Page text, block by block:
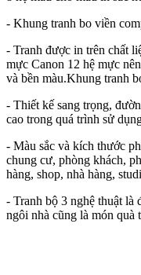
- Khung tranh bo viền
- Tranh được in trên chất
mực Canon 12 hệ mực
và bền màu.Khung tranh
- Thiết kế sang trọng,
cao trong quá trình sử
- Màu sắc và kích thước
chung cư, phòng khách,
hàng, shop, nhà hàng,
- Tranh bộ 3 nghệ thuật là
ngôi nhà cũng là món quà